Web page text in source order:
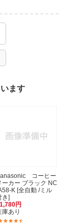
ます
コーヒー
ーカー ブラック NC
K [全自動 /ミル
き]
円
庫あり